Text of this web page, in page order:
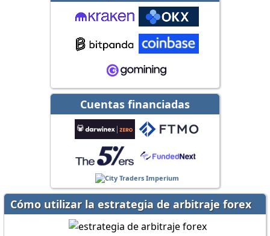
Cuentas financiadas
Cómo utilizar la estrategia de arbitraje forex